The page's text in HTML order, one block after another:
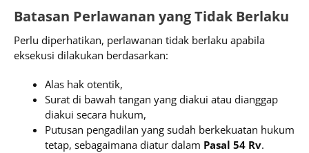
Batasan Perlawanan yang Tidak Berlaku
Perlu diperhatikan, perlawanan tidak berlaku apabila
eksekusi dilakukan berdasarkan:
Alas hak otentik,
Surat di bawah tangan yang diakui atau dianggap
diakui secara hukum,
Putusan pengadilan yang sudah berkekuatan hukum
tetap, sebagaimana diatur dalam Pasal 54 Rv.